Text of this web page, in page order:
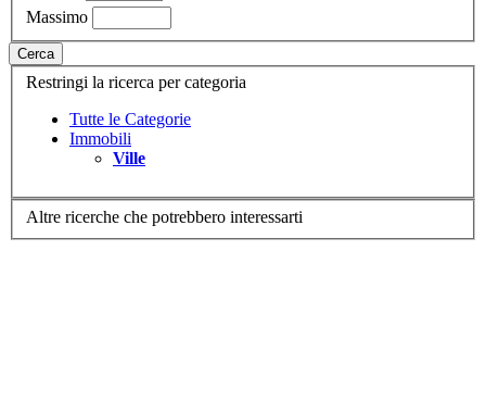
Massimo
Cerca
Restringi la ricerca per categoria
Tutte le Categorie
Immobili
Ville
Altre ricerche che potrebbero interessarti